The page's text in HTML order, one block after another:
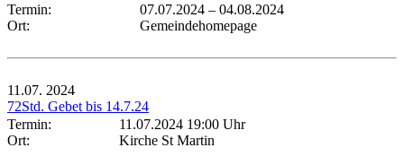
Termin:
07.07.2024 – 04.08.2024
Ort:
Gemeindehomepage
11.07. 2024
72Std. Gebet bis 14.7.24
Termin:
11.07.2024 19:00 Uhr
Ort:
Kirche St Martin